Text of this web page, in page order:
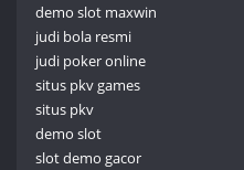
demo slot maxwin
judi bola resmi
judi poker online
situs pkv games
situs pkv
demo slot
slot demo gacor